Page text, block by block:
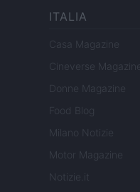
ITALIA
Casa Magazine
Cineverse Magazine
Donne Magazine
Food Blog
Milano Notizie
Motor Magazine
Notizie.it